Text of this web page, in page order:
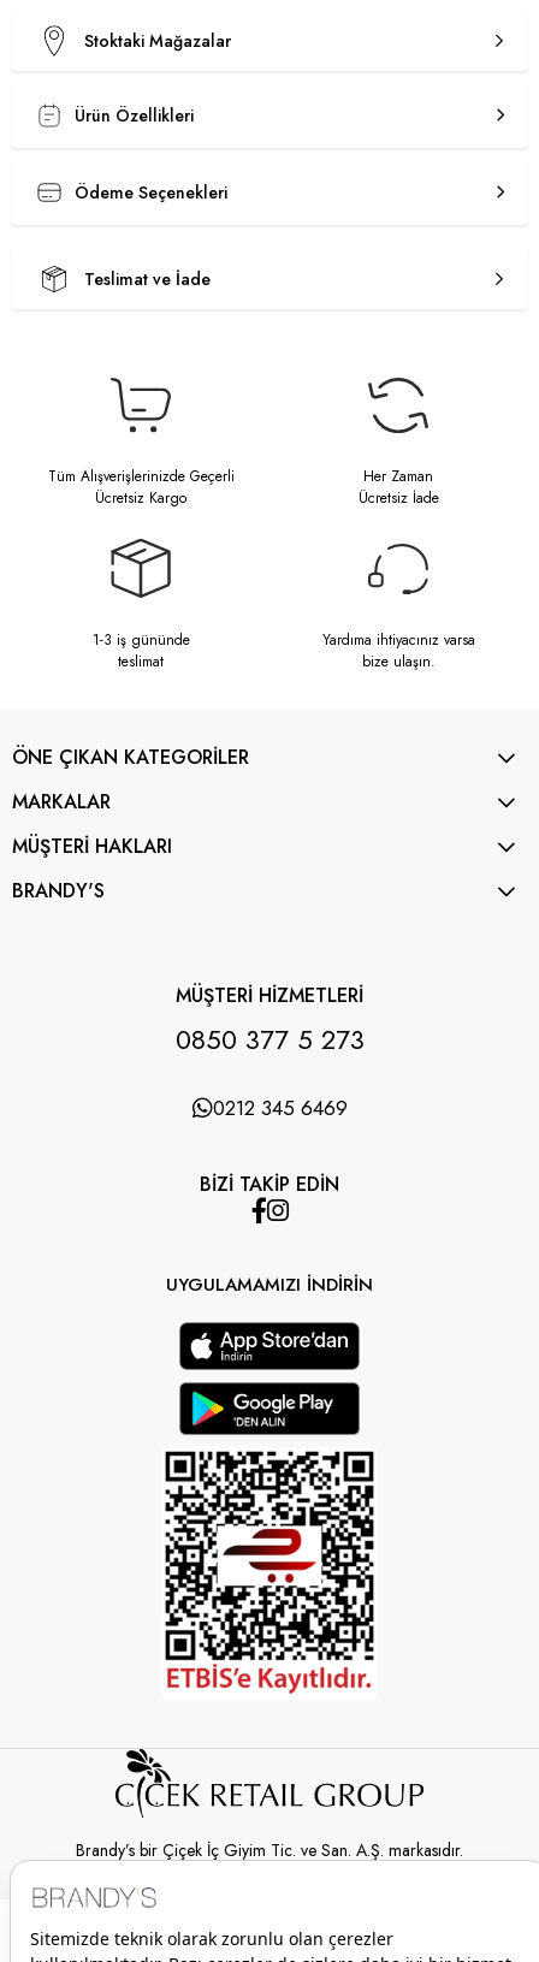
Stoktaki Mağazalar
Ürün Özellikleri
Ödeme Seçenekleri
Teslimat ve İade
Tüm Alışverişlerinizde Geçerli
Ücretsiz Kargo
Her Zaman
Ücretsiz İade
1-3 iş gününde
teslimat
Yardıma ihtiyacınız varsa
bize ulaşın.
ÖNE ÇIKAN KATEGORİLER
MARKALAR
MÜŞTERİ HAKLARI
BRANDY'S
MÜŞTERİ HİZMETLERİ
0850 377 5 273
0212 345 6469
BİZİ TAKİP EDİN
UYGULAMAMIZI İNDİRİN
Brandy’s bir Çiçek İç Giyim Tic. ve San. A.Ş. markasıdır.
© 2026 Brandy’s | Her hakkı saklıdır.